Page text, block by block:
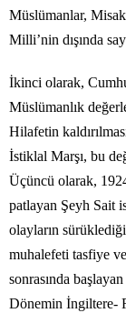
Müslümanlar,
Milli’nin dışında
İkinci olarak,
Müslümanlık
Hilafetin
İstiklal Marşı, bu
Üçüncü olarak,
patlayan Şeyh Sait
olayların
muhalefeti tasfiye
sonrasında
Dönemin İngiltere-